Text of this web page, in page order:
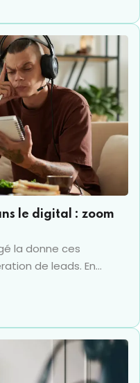
les propriétaires, qui
le taux de
vacances.
le digital : zoom
la donne ces
de leads. En
finance, gros
de leads),
aujourd'hui.